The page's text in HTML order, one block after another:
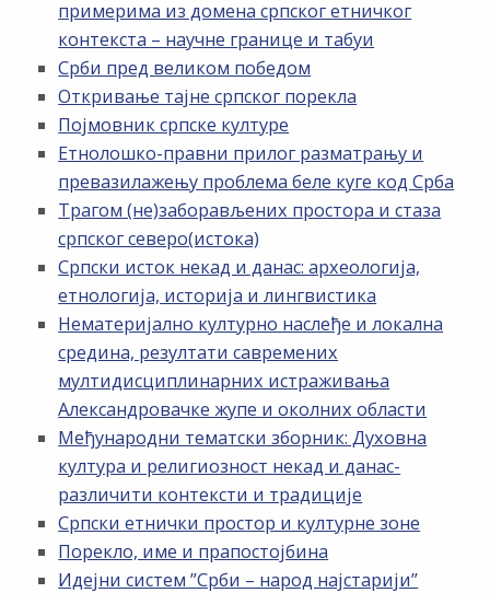
примерима из домена српског етничког
контекста – научне границе и табуи
Срби пред великом победом
Откривање тајне српског порекла
Појмовник српске културе
Етнолошко-правни прилог разматрању и
превазилажењу проблема беле куге код Срба
Трагом (не)заборављених простора и стаза
српског северо(истока)
Српски исток некад и данас: археологија,
етнологија, историја и лингвистика
Нематеријално културно наслеђе и локална
средина, резултати савремених
мултидисциплинарних истраживања
Александровачке жупе и околних области
Међународни тематски зборник: Духовна
култура и религиозност некад и данас-
различити контексти и традиције
Српски етнички простор и културне зоне
Порекло, име и прапостојбина
Идејни систем ”Срби – народ најстарији”